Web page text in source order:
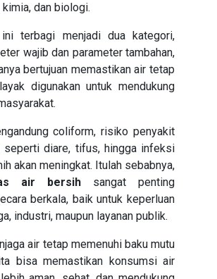
dan biologi.
ini terbagi menjadi dua kategori,
wajib dan parameter tambahan,
bertujuan memastikan air tetap
digunakan untuk mendukung
coliform, risiko penyakit
seperti diare, tifus, hingga infeksi
akan meningkat. Itulah sebabnya,
air bersih sangat penting
berkala, baik untuk keperluan
industri, maupun layanan publik.
air tetap memenuhi baku mutu
bisa memastikan konsumsi air